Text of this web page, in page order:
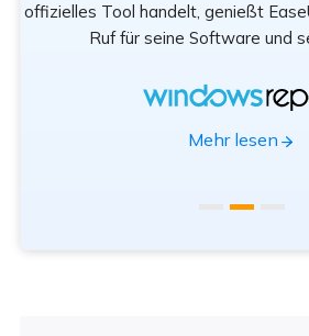
offizielles Tool handelt, genießt
Ruf für seine Software und
Mehr lesen